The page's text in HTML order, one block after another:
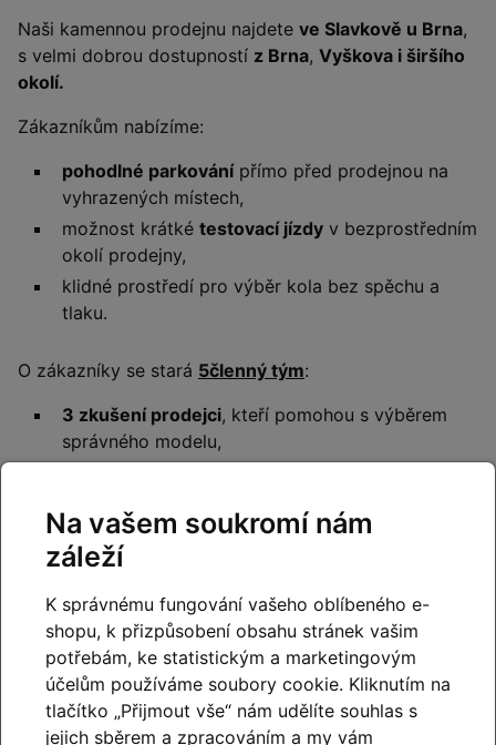
Naši kamennou prodejnu najdete ve Slavkově u Brna,
s velmi dobrou dostupností z Brna, Vyškova i širšího
okolí.
Zákazníkům nabízíme:
pohodlné parkovánípřímo před prodejnou na
vyhrazených místech,
možnost krátké testovací jízdy v bezprostředním
okolí prodejny,
klidné prostředí pro výběr kola bez spěchu a
tlaku.
O zákazníky se stará 5členný tým:
3 zkušení prodejci, kteří pomohou s výběrem
správného modelu,
Servisní zázemí
Shimano Service Center - naši mechanici vždy
používájí výhradně originální náhradní díly
Shimano a jsou pravidelně školení.
Bosch eBike Service Partner– diagnostika,
aktualizace a servis pohonů Bosch.
Na vašem soukromí nám
záleží
K správnému fungování vašeho oblíbeného e-
shopu, k přizpůsobení obsahu stránek vašim
potřebám, ke statistickým a marketingovým
účelům používáme soubory cookie. Kliknutím na
tlačítko „Přijmout vše“ nám udělíte souhlas s
jejich sběrem a zpracováním a my vám